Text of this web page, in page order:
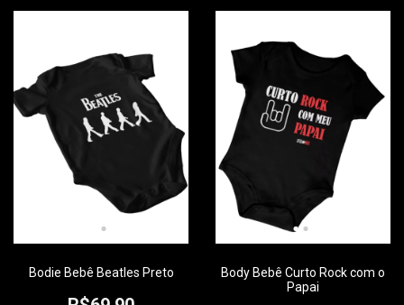
Bodie Bebê Beatles Preto
Body Bebê Curto Rock com o
Papai